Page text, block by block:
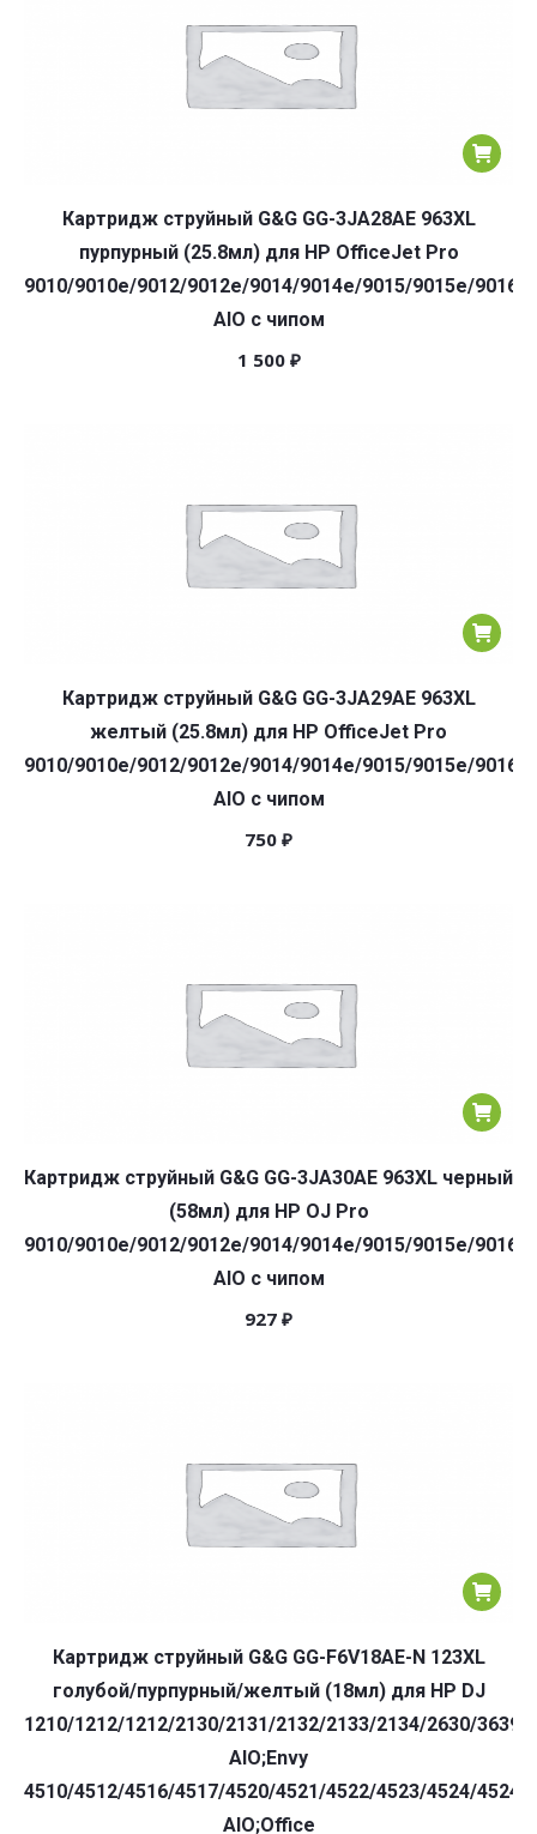
Картридж струйный G&G GG-3JA28AE 963XL
пурпурный (25.8мл) для HP OfficeJet Pro
9010/9010e/9012/9012e/9014/9014e/9015/9015e/
AIO с чипом
1 500 ₽
Картридж струйный G&G GG-3JA29AE 963XL
желтый (25.8мл) для HP OfficeJet Pro
9010/9010e/9012/9012e/9014/9014e/9015/9015e/
AIO с чипом
750 ₽
Картридж струйный G&G GG-3JA30AE 963XL черный
(58мл) для HP OJ Pro
9010/9010e/9012/9012e/9014/9014e/9015/9015e/
AIO с чипом
927 ₽
Картридж струйный G&G GG-F6V18AE-N 123XL
голубой/пурпурный/желтый (18мл) для HP DJ
1210/1212/1212/2130/2131/2132/2133/2134/2630/3639
AIO;Envy
4510/4512/4516/4517/4520/4521/4522/4523/4524/
AIO;Office